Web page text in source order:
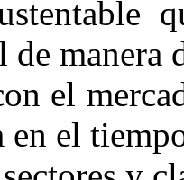
de
el
en el